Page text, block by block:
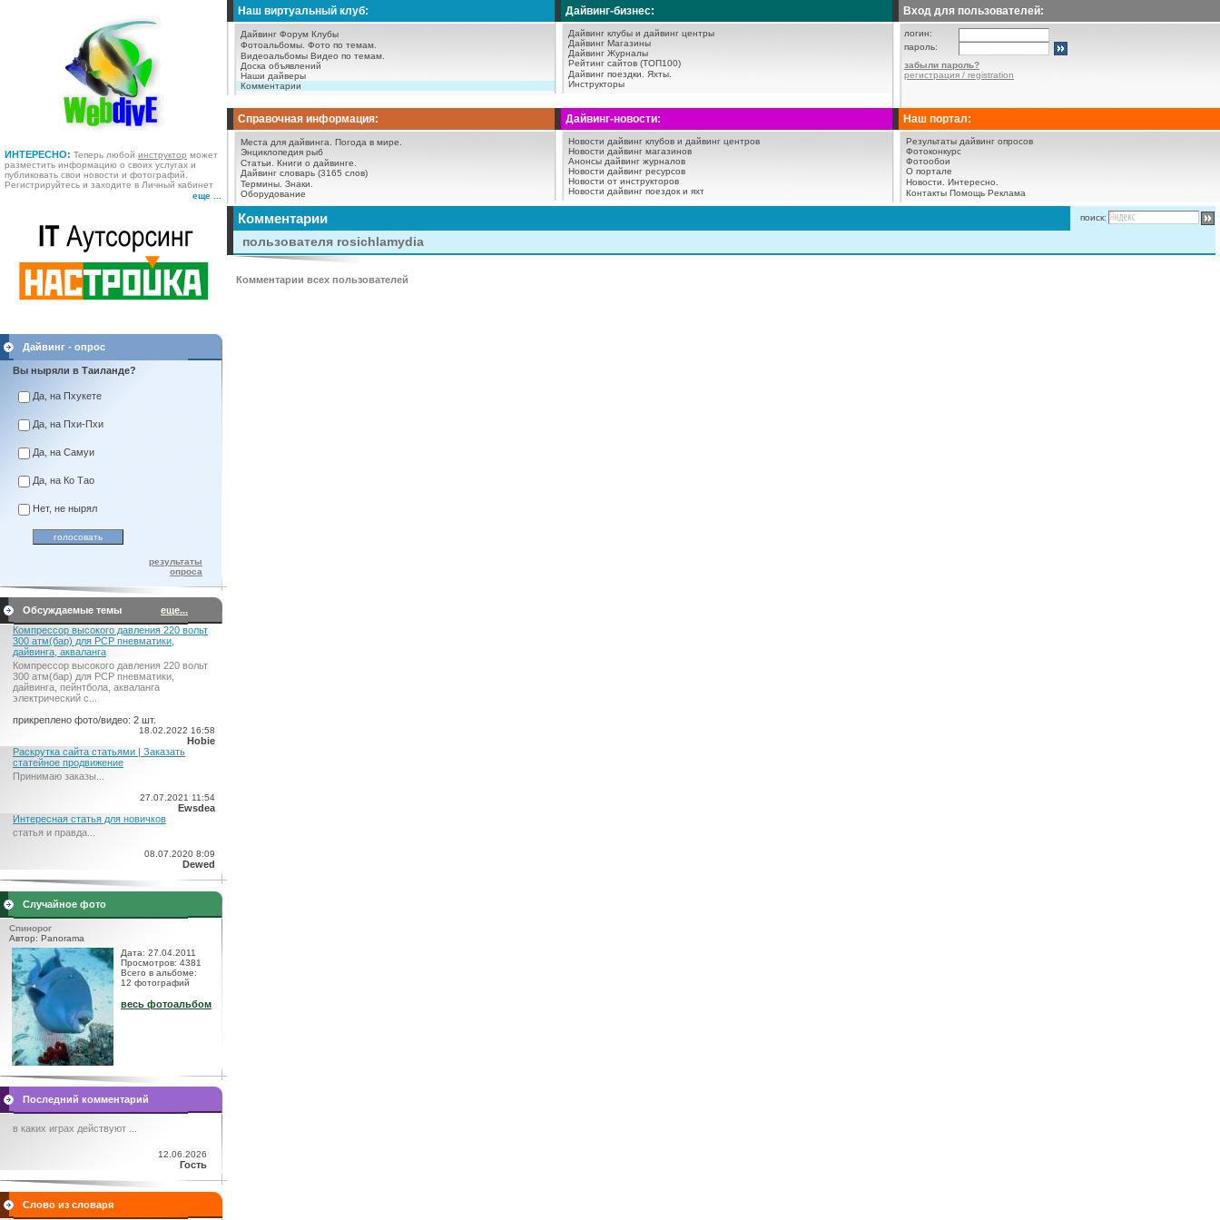
ИНТЕРЕСНО: Теперь любой инструктор может
разместить информацию о своих услугах и
публиковать свои новости и фотографий.
Регистрируйтесь и заходите в Личный кабинет
еще ...
Наш виртуальный клуб:
Дайвинг Форум Клубы
Фотоальбомы. Фото по темам.
Видеоальбомы Видео по темам.
Доска объявлений
Наши дайверы
Комментарии
Дайвинг-бизнес:
Дайвинг клубы и дайвинг центры
Дайвинг Магазины
Дайвинг Журналы
Рейтинг сайтов (ТОП100)
Дайвинг поездки.
Яхты.
Инструкторы
Вход для пользователей:
логин:
пароль:
забыли пароль?
регистрация / registration
Справочная информация:
Места для дайвинга.
Погода в мире.
Энциклопедия рыб
Статьи.
Книги о дайвинге.
Дайвинг словарь (3165 слов)
Термины. Знаки.
Оборудование
Дайвинг-новости:
Новости дайвинг клубов и дайвинг центров
Новости дайвинг магазинов
Анонсы дайвинг журналов
Новости дайвинг ресурсов
Новости от инструкторов
Новости дайвинг поездок и яхт
Наш портал:
Результаты дайвинг опросов
Фотоконкурс
Фотообои
О портале
Новости.
Интересно.
Контакты Помощь Реклама
Дайвинг - опрос
Вы ныряли в Таиланде?
Да, на Пхукете
Да, на Пхи-Пхи
Да, на Самуи
Да, на Ко Тао
Нет, не нырял
результаты
опроса
Обсуждаемые темы
еще...
Компрессор высокого давления 220 вольт
300 атм(бар) для PCP пневматики,
дайвинга, акваланга
Компрессор высокого давления 220 вольт
300 атм(бар) для PCP пневматики,
дайвинга, пейнтбола, акваланга
электрический c...
прикреплено фото/видео: 2 шт.
18.02.2022 16:58
Hobie
Раскрутка сайта статьями | Заказать
статейное продвижение
Принимаю заказы...
27.07.2021 11:54
Ewsdea
Интересная статья для новичков
статья и правда...
08.07.2020 8:09
Dewed
Случайное фото
Спинорог
Автор: Panorama
Дата: 27.04.2011
Просмотров: 4381
Всего в альбоме:
12 фотографий
весь фотоальбом
Последний комментарий
в каких играх действуют ...
12.06.2026
Гость
Слово из словаря
Комментарии поиск:
пользователя rosichlamydia
Комментарии всех пользователей